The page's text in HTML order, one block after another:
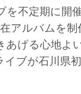
を不定期に開
アルバムを
あげる心地よ
イブが石川県